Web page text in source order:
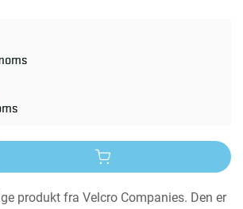
produkt fra Velcro Companies. Den er